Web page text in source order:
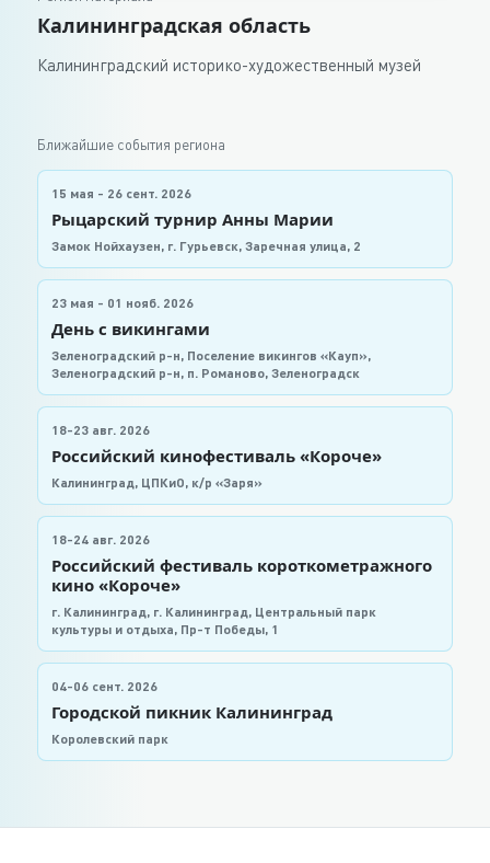
Калининградская область
Калининградский историко-художественный музей
Ближайшие события региона
15 мая - 26 сент. 2026
Рыцарский турнир Анны Марии
Замок Нойхаузен, г. Гурьевск, Заречная улица, 2
23 мая - 01 нояб. 2026
День с викингами
Зеленоградский р-н, Поселение викингов «Кауп»,
Зеленоградский р-н, п. Романово, Зеленоградск
18-23 авг. 2026
Российский кинофестиваль «Короче»
Калининград, ЦПКиО, к/р «Заря»
18-24 авг. 2026
Российский фестиваль короткометражного
кино «Короче»
г. Калининград, г. Калининград, Центральный парк
культуры и отдыха, Пр-т Победы, 1
04-06 сент. 2026
Городской пикник Калининград
Королевский парк